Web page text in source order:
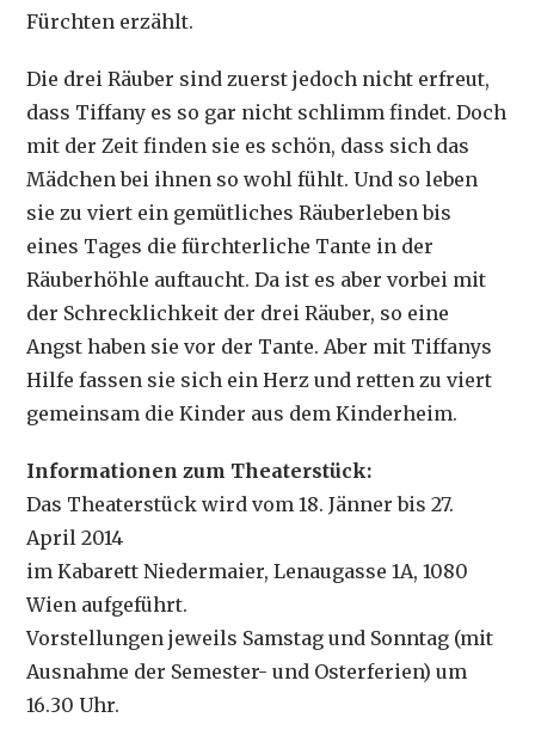
Fürchten erzählt.
Die drei Räuber sind zuerst jedoch nicht erfreut,
dass Tiffany es so gar nicht schlimm findet. Doch
mit der Zeit finden sie es schön, dass sich das
Mädchen bei ihnen so wohl fühlt. Und so leben
sie zu viert ein gemütliches Räuberleben bis
eines Tages die fürchterliche Tante in der
Räuberhöhle auftaucht. Da ist es aber vorbei mit
der Schrecklichkeit der drei Räuber, so eine
Angst haben sie vor der Tante. Aber mit Tiffanys
Hilfe fassen sie sich ein Herz und retten zu viert
gemeinsam die Kinder aus dem Kinderheim.
Informationen zum Theaterstück:
Das Theaterstück wird vom 18. Jänner bis 27.
April 2014
im Kabarett Niedermaier, Lenaugasse 1A, 1080
Wien aufgeführt.
Vorstellungen jeweils Samstag und Sonntag (mit
Ausnahme der Semester- und Osterferien) um
16.30 Uhr.